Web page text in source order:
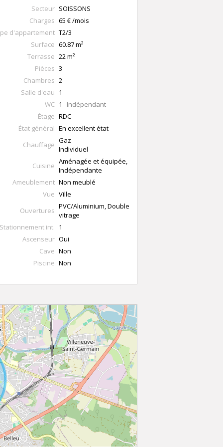
Secteur SOISSONS
Charges 65 € /mois
d'appartement T2/3
Surface 60.87m²
Terrasse 22m²
Pièces 3
Chambres 2
Salle d'eau 1
WC 1 Indépendant
Étage RDC
État général En excellent état
Chauffage Gaz
Individuel
Cuisine Aménagée et équipée,
Indépendante
Ameublement Non meublé
Vue Ville
Ouvertures PVC/Aluminium, Double
vitrage
Stationnement int. 1
Ascenseur Oui
Cave Non
Piscine Non